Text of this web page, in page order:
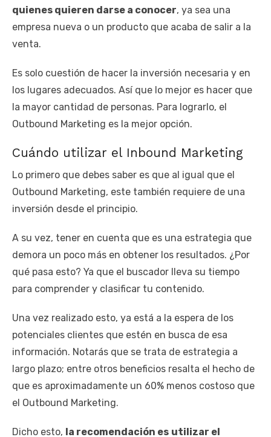
quienes quieren darse a conocer, ya sea una
empresa nueva o un producto que acaba de salir a la
venta.
Es solo cuestión de hacer la inversión necesaria y en
los lugares adecuados. Así que lo mejor es hacer que
la mayor cantidad de personas. Para lograrlo, el
Outbound Marketing es la mejor opción.
Cuándo utilizar el Inbound Marketing
Lo primero que debes saber es que al igual que el
Outbound Marketing, este también requiere de una
inversión desde el principio.
A su vez, tener en cuenta que es una estrategia que
demora un poco más en obtener los resultados. ¿Por
qué pasa esto? Ya que el buscador lleva su tiempo
para comprender y clasificar tu contenido.
Una vez realizado esto, ya está a la espera de los
potenciales clientes que estén en busca de esa
información. Notarás que se trata de estrategia a
largo plazo; entre otros beneficios resalta el hecho de
que es aproximadamente un 60% menos costoso que
el Outbound Marketing.
Dicho esto, la recomendación es utilizar el